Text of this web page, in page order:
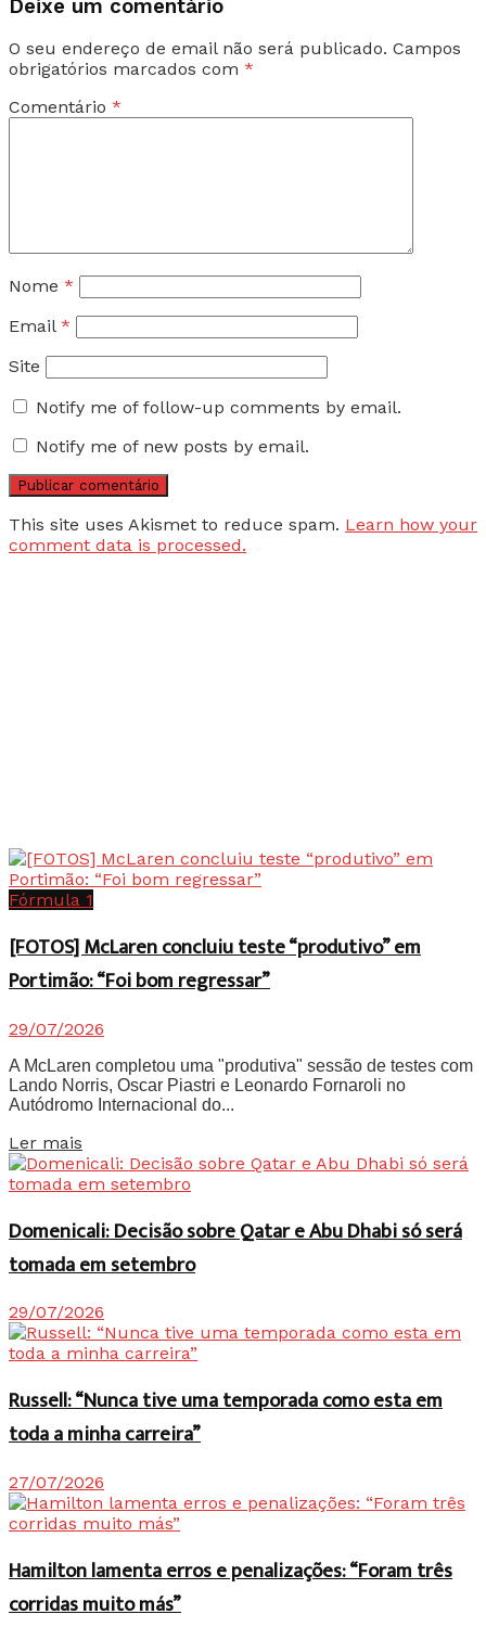
Deixe um comentário
O seu endereço de email não será publicado. Campos
obrigatórios marcados com *
Comentário *
Nome *
Email *
Site
Notify me of follow-up comments by email.
Notify me of new posts by email.
This site uses Akismet to reduce spam. Learn how your
comment data is processed.
Fórmula 1
[FOTOS] McLaren concluiu teste “produtivo” em
Portimão: “Foi bom regressar”
29/07/2026
A McLaren completou uma "produtiva" sessão de testes com
Lando Norris, Oscar Piastri e Leonardo Fornaroli no
Autódromo Internacional do...
Ler mais
Domenicali: Decisão sobre Qatar e Abu Dhabi só será
tomada em setembro
29/07/2026
Russell: “Nunca tive uma temporada como esta em
toda a minha carreira”
27/07/2026
Hamilton lamenta erros e penalizações: “Foram três
corridas muito más”